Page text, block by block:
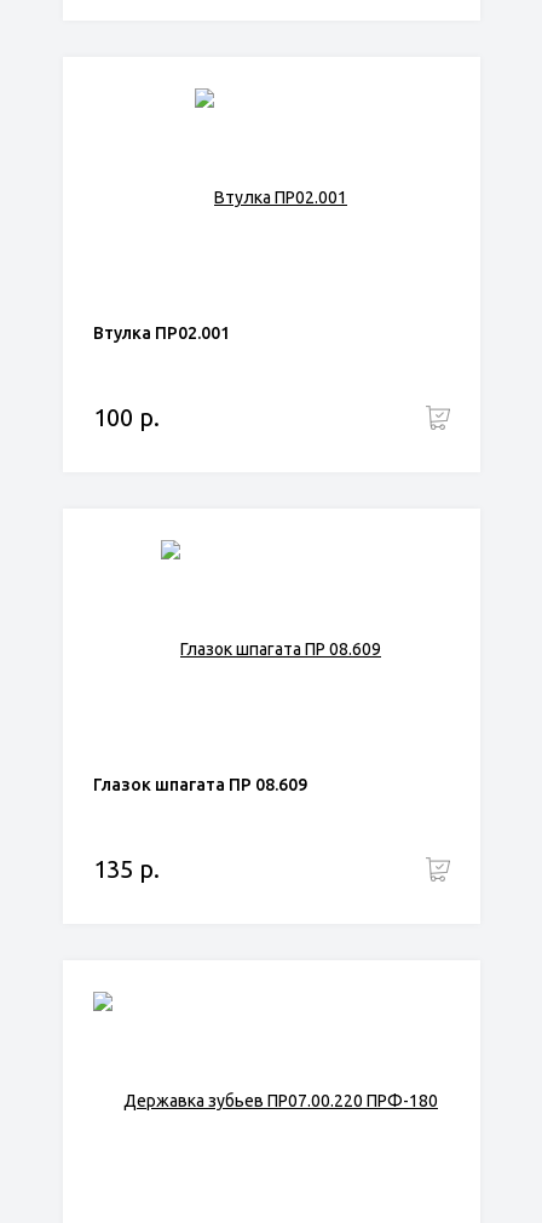
Втулка ПР02.001
100 р.
Глазок шпагата ПР 08.609
135 р.